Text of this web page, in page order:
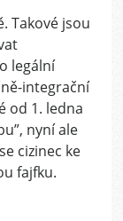
integračních
cizinců
Takové jsou
legální
integrační
od 1. ledna
nyní ale
cizinec ke
fajfku.